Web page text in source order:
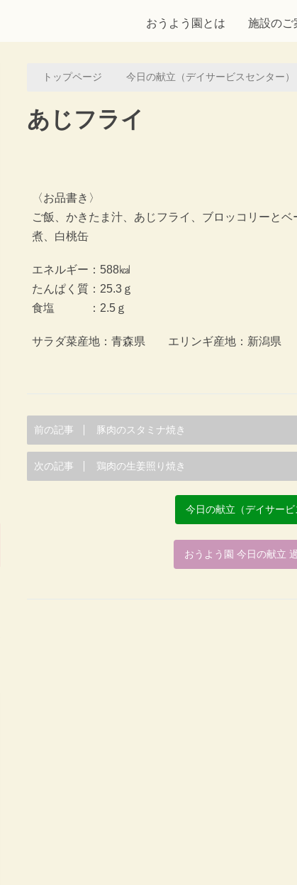
おうよう園とは 施設のご
トップページ 今日の献立（デイサービスセンター）
あじフライ
〈お品書き〉
ご飯、かきたま汁、あじフライ、ブロッコリーと
煮、白桃缶
エネルギー：588㎉
たんぱく質：25.3ｇ
食塩 ：2.5ｇ
サラダ菜産地：青森県 エリンギ産地：新潟県
前の記事 豚肉のスタミナ焼き
次の記事 鶏肉の生姜照り焼き
今日の献立（デイサー
おうよう園 今日の献立